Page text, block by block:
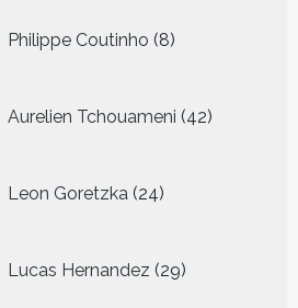
Philippe Coutinho 8
producten
Aurelien Tchouameni 42
producten
Leon Goretzka 24
producten
Lucas Hernandez 29
producten